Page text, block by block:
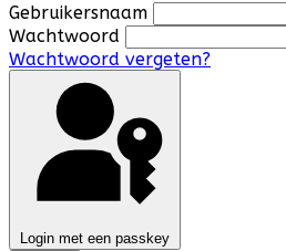
Gebruikersnaam
Wachtwoord
Wachtwoord vergeten?
Login met een passkey